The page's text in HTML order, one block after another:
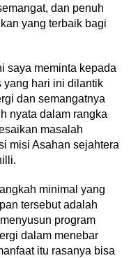
dan penuh
yang terbaik bagi
saya meminta kepada
yang hari ini dilantik
dan semangatnya
nyata dalam rangka
masalah
misi Asahan sejahtera
minimal yang
tersebut adalah
program
dalam menebar
itu rasanya bisa